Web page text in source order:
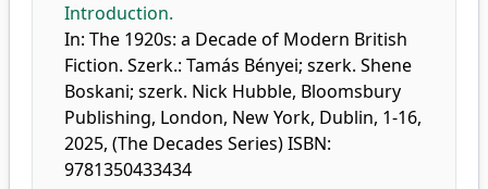
Introduction.
In: The 1920s: a Decade of Modern British
Fiction. Szerk.: Tamás Bényei; szerk. Shene
Boskani; szerk. Nick Hubble, Bloomsbury
Publishing, London, New York, Dublin, 1-16,
2025, (The Decades Series) ISBN:
9781350433434